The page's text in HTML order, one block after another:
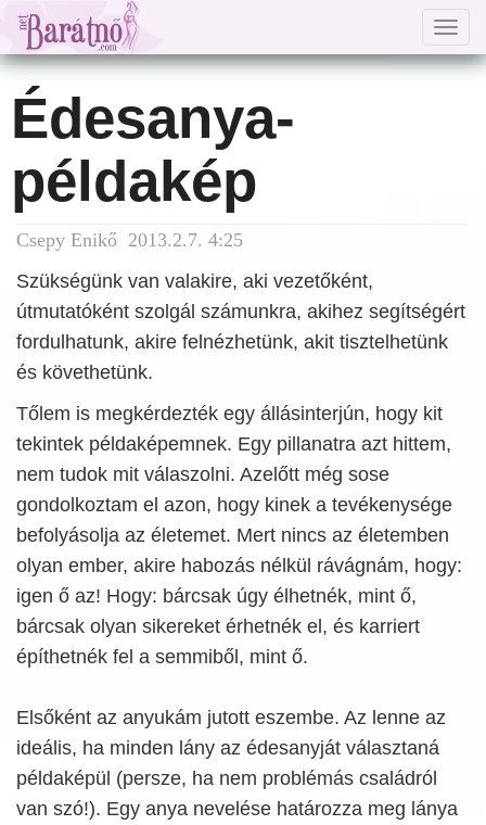
Édesanya-
példakép
Csepy Enikő 2013.2.7. 4:25
Szükségünk van valakire, aki vezetőként,
útmutatóként szolgál számunkra, akihez segítségért
fordulhatunk, akire felnézhetünk, akit tisztelhetünk
és követhetünk.
Tőlem is megkérdezték egy állásinterjún, hogy kit
tekintek példaképemnek. Egy pillanatra azt hittem,
nem tudok mit válaszolni. Azelőtt még sose
gondolkoztam el azon, hogy kinek a tevékenysége
befolyásolja az életemet. Mert nincs az életemben
olyan ember, akire habozás nélkül rávágnám, hogy:
igen ő az! Hogy: bárcsak úgy élhetnék, mint ő,
bárcsak olyan sikereket érhetnék el, és karriert
építhetnék fel a semmiből, mint ő.
Elsőként az anyukám jutott eszembe. Az lenne az
ideális, ha minden lány az édesanyját választaná
példaképül (persze, ha nem problémás családról
van szó!). Egy anya nevelése határozza meg lánya